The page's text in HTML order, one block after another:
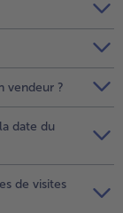
vendeur ?
date du
de visites